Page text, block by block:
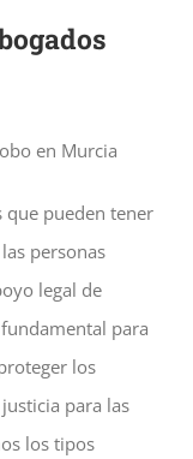
en Murcia
que pueden tener
personas
legal de
para
los
para las
los tipos